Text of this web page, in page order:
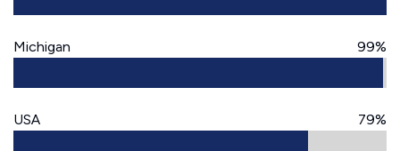
Michigan 99%
USA 79%